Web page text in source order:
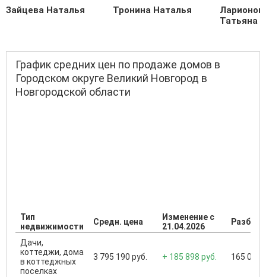
Зайцева Наталья Тронина Наталья
Татьяна
График средних цен по продаже домов в
Городском округе Великий Новгород в
Новгородской области
Тип
недвижимости
Средн. цена
Изменение с
21.04.2026
Дачи,
коттеджи, дома
в коттеджных
поселках
3 795 190 руб. + 185 898 руб. 165 000